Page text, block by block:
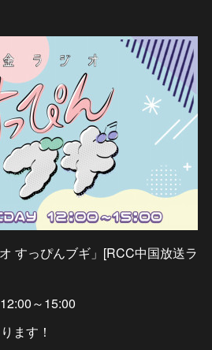
すっぴんブギ」[RCC中国放送ラ
～15:00
ます！